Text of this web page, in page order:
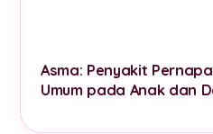
Asma: Penyakit
Umum pada Anak dan